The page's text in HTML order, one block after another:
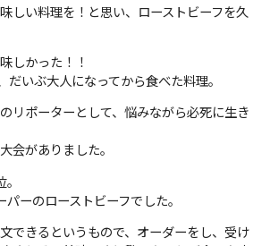
しい料理を！と思い、ローストビーフを久
しかった！！
だいぶ大人になってから食べた料理。
リポーターとして、悩みながら必死に生き
会がありました。
ーのローストビーフでした。
できるというもので、オーダーをし、受け